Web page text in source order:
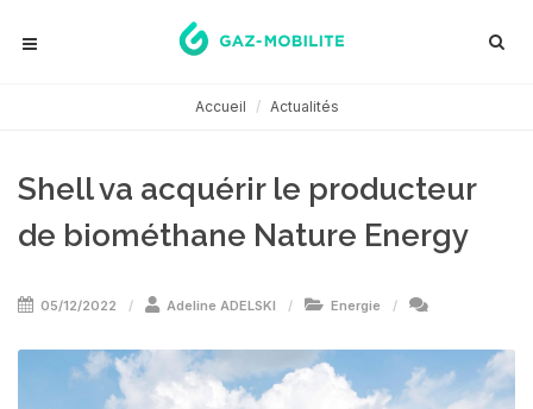
Accueil Actualités
Shell va acquérir le producteur
de biométhane Nature Energy
05/12/2022 Adeline ADELSKI Energie